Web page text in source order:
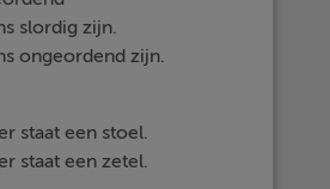
slordig zijn.
ongeordend zijn.
staat een stoel.
staat een zetel.